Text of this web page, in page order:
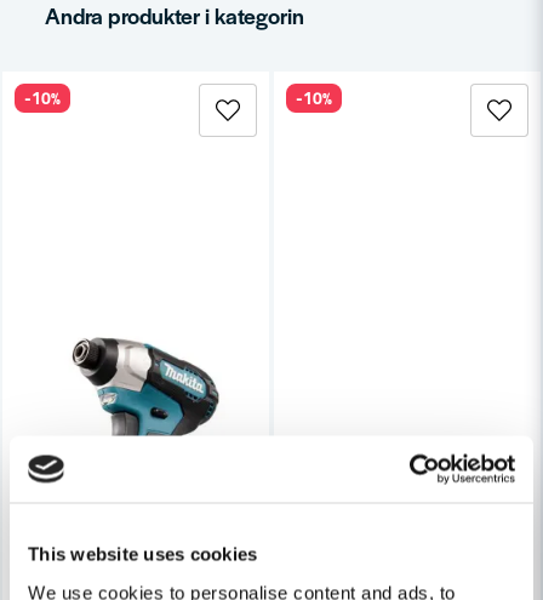
This website uses cookies
We use cookies to personalise content and ads, to
Andra produkter i kategorin
-10% -10%